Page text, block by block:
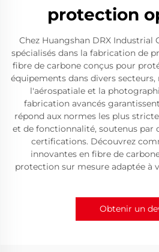
protection
Chez Huangshan DRX Industrial
spécialisés dans la fabrication de
fibre de carbone conçus pour
équipements dans divers
l'aérospatiale et la
fabrication avancés
répond aux normes les plus
et de fonctionnalité, soutenus par
certifications. Découvrez
innovantes en fibre de
protection sur mesure adaptée à
Obtenir un